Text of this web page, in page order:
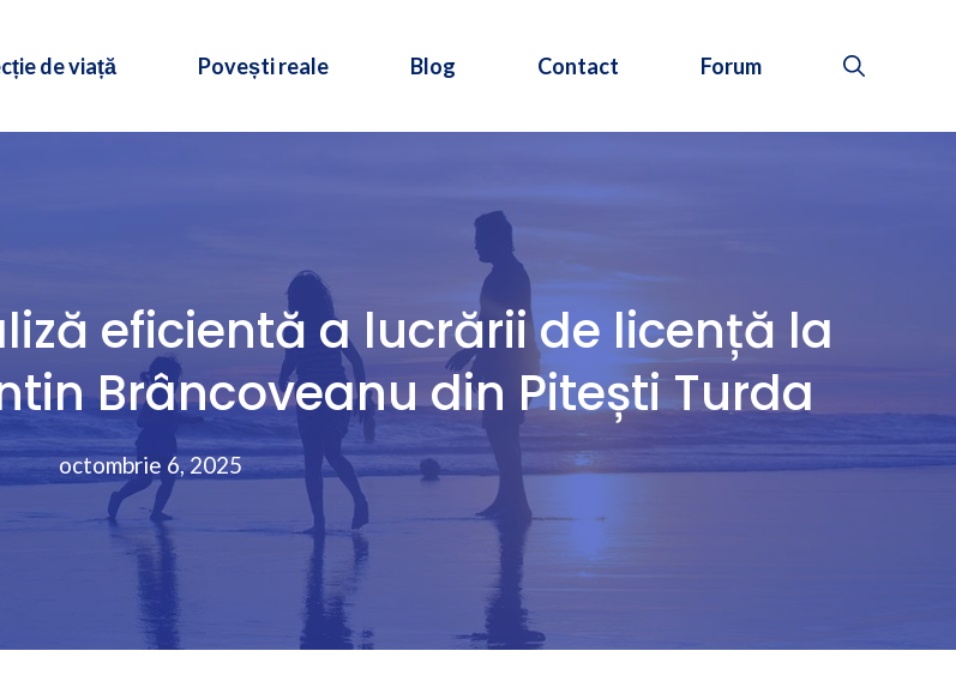
de viață Povești reale Blog Contact Forum
eficientă a lucrării de licență la
Brâncoveanu din Pitești Turda
octombrie 6, 2025